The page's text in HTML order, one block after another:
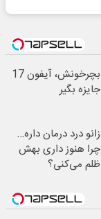
بچرخونش، آیفون 17
جایزه بگیر
زانو درد درمان داره…
چرا هنوز داری بهش
ظلم می‌کنی؟